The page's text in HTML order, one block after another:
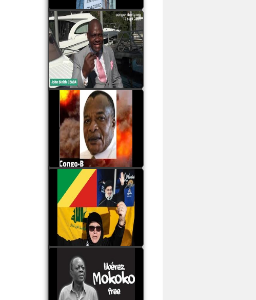
John Binith Dzaba
s'exprime sur le voyage
de Rodrigue Malanda
Samba à Paris
watch video
Poaty Pangou La
Conférence des ethnies
est la seule solution pour
éviter la scission du
Congo B
watch video
Les liaisons dangereuses
du clan Sassou Nguesso
avec le Hezbollah
watch video
Le Général Mokoko est
l'unique légitimité
présidentielle du peuple
congolais